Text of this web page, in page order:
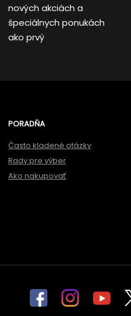
nových akciách a
špeciálnych ponukách
ako prvý
PORADŇA
Často kladené otázky
Rady pre výber
Ako nakupovať